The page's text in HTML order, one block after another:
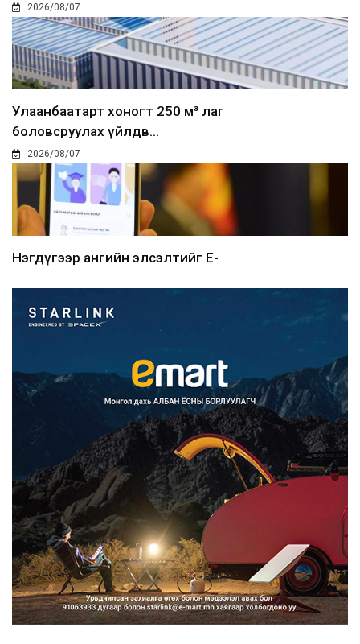
2026/08/07
Улаанбаатарт хоногт 250 м³ лаг
боловсруулах үйлдв...
2026/08/07
Нэгдүгээр ангийн элсэлтийг E-
Францад иргэд рүү зөвшөөрөлгүй
сурталчилгааны дууд...
2026/08/07
Нийтийн тээврийн Ч:19А чиглэлийн
замналд түр хугац...
2026/08/07